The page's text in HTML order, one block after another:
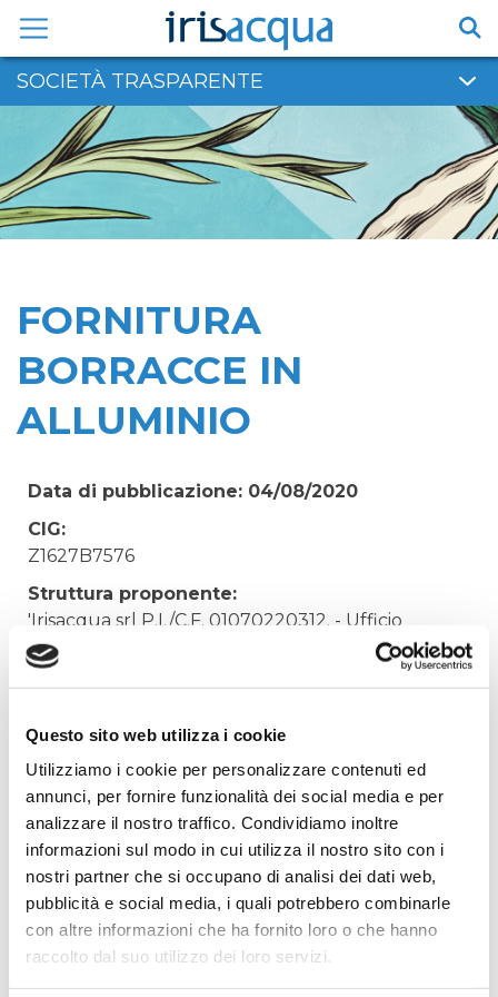
Questo sito web utilizza i cookie
Utilizziamo i cookie per personalizzare contenuti ed
annunci, per fornire funzionalità dei social media e per
analizzare il nostro traffico. Condividiamo inoltre
informazioni sul modo in cui utilizza il nostro sito con i
nostri partner che si occupano di analisi dei dati web,
pubblicità e social media, i quali potrebbero combinarle
con altre informazioni che ha fornito loro o che hanno
raccolto dal suo utilizzo dei loro servizi.
contenuto
SOCIETÀ TRASPARENTE
FORNITURA
BORRACCE IN
ALLUMINIO
Data di pubblicazione: 04/08/2020
CIG:
Z1627B7576
Struttura proponente:
'Irisacqua srl P.I./C.F. 01070220312. - Ufficio
Tecnico
Oggetto:
Elenco operatori invitati:
Codice Fiscale:
Procedura di scelta:
Affidamento ai sensi del Regolamento Generale
Aziendale per Lavori Servizi e Forniture
Aggiudicatario Nome:
POLIRECLAM SNC di Tomba & C. - cod. fisc.
00171290307